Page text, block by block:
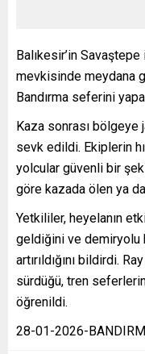
Balıkesir’in
mevkisinde meydana
Bandırma seferini
Kaza sonrası bölgeye
sevk edildi. Ekiplerin
yolcular güvenli bir
göre kazada ölen ya
Yetkililer, heyelanın
geldiğini ve demiryolu
artırıldığını bildirdi.
sürdüğü, tren
öğrenildi.
28-01-2026-